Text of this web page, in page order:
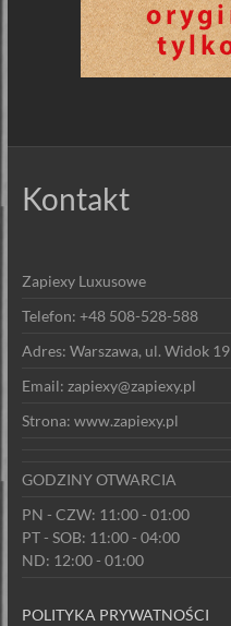
Kontakt
Zapiexy Luxusowe
Telefon: +48 508-528-588
Adres: Warszawa, ul. Widok 19
Email: zapiexy@zapiexy.pl
Strona: www.zapiexy.pl
GODZINY OTWARCIA
PN - CZW: 11:00 - 01:00
PT - SOB: 11:00 - 04:00
ND: 12:00 - 01:00
POLITYKA PRYWATNOŚCI